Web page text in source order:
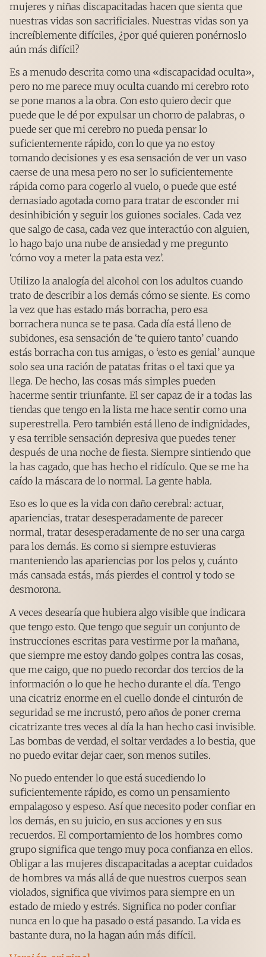
mujeres y niñas discapacitadas hacen que sienta que
nuestras vidas son sacrificiales. Nuestras vidas son ya
increíblemente difíciles, ¿por qué quieren ponérnoslo
aún más difícil?
Es a menudo descrita como una «discapacidad oculta»,
pero no me parece muy oculta cuando mi cerebro roto
se pone manos a la obra. Con esto quiero decir que
puede que le dé por expulsar un chorro de palabras, o
puede ser que mi cerebro no pueda pensar lo
suficientemente rápido, con lo que ya no estoy
tomando decisiones y es esa sensación de ver un vaso
caerse de una mesa pero no ser lo suficientemente
rápida como para cogerlo al vuelo, o puede que esté
demasiado agotada como para tratar de esconder mi
desinhibición y seguir los guiones sociales. Cada vez
que salgo de casa, cada vez que interactúo con alguien,
lo hago bajo una nube de ansiedad y me pregunto
‘cómo voy a meter la pata esta vez’.
Utilizo la analogía del alcohol con los adultos cuando
trato de describir a los demás cómo se siente. Es como
la vez que has estado más borracha, pero esa
borrachera nunca se te pasa. Cada día está lleno de
subidones, esa sensación de ‘te quiero tanto’ cuando
estás borracha con tus amigas, o ‘esto es genial’ aunque
solo sea una ración de patatas fritas o el taxi que ya
llega. De hecho, las cosas más simples pueden
hacerme sentir triunfante. El ser capaz de ir a todas las
tiendas que tengo en la lista me hace sentir como una
superestrella. Pero también está lleno de indignidades,
y esa terrible sensación depresiva que puedes tener
después de una noche de fiesta. Siempre sintiendo que
la has cagado, que has hecho el ridículo. Que se me ha
caído la máscara de lo normal. La gente habla.
Eso es lo que es la vida con daño cerebral: actuar,
apariencias, tratar desesperadamente de parecer
normal, tratar desesperadamente de no ser una carga
para los demás. Es como si siempre estuvieras
manteniendo las apariencias por los pelos y, cuánto
más cansada estás, más pierdes el control y todo se
desmorona.
A veces desearía que hubiera algo visible que indicara
que tengo esto. Que tengo que seguir un conjunto de
instrucciones escritas para vestirme por la mañana,
que siempre me estoy dando golpes contra las cosas,
que me caigo, que no puedo recordar dos tercios de la
información o lo que he hecho durante el día. Tengo
una cicatriz enorme en el cuello donde el cinturón de
seguridad se me incrustó, pero años de poner crema
cicatrizante tres veces al día la han hecho casi invisible.
Las bombas de verdad, el soltar verdades a lo bestia, que
no puedo evitar dejar caer, son menos sutiles.
No puedo entender lo que está sucediendo lo
suficientemente rápido, es como un pensamiento
empalagoso y espeso. Así que necesito poder confiar en
los demás, en su juicio, en sus acciones y en sus
recuerdos. El comportamiento de los hombres como
grupo significa que tengo muy poca confianza en ellos.
Obligar a las mujeres discapacitadas a aceptar cuidados
de hombres va más allá de que nuestros cuerpos sean
violados, significa que vivimos para siempre en un
estado de miedo y estrés. Significa no poder confiar
nunca en lo que ha pasado o está pasando. La vida es
bastante dura, no la hagan aún más difícil.